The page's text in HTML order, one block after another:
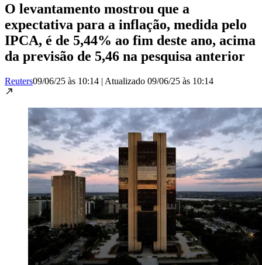
O levantamento mostrou que a
expectativa para a inflação, medida pelo
IPCA, é de 5,44% ao fim deste ano, acima
da previsão de 5,46 na pesquisa anterior
Reuters09/06/25 às 10:14 | Atualizado 09/06/25 às 10:14